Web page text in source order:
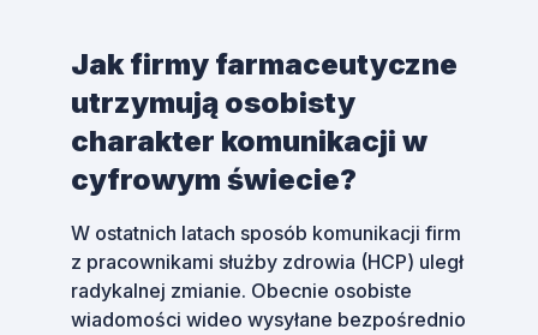
Jak firmy farmaceutyczne
utrzymują osobisty
charakter komunikacji w
cyfrowym świecie?
W ostatnich latach sposób komunikacji firm
z pracownikami służby zdrowia (HCP) uległ
radykalnej zmianie. Obecnie osobiste
wiadomości wideo wysyłane bezpośrednio